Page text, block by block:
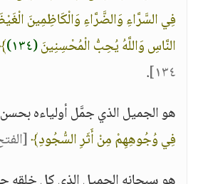
فِي السَّرَّاءِ وَالضَّرَّاءِ وَالْكَاظِمِينَ
النَّاسِ وَاللَّهُ يُحِبُّ الْمُحْسِنِينَ(١٣٤)
١٣٤] .
هو الجميل الذي جمَّل أولياءه
فِي وُجُوهِهِمْ مِنْ أَثَرِ السُّجُودِ﴾